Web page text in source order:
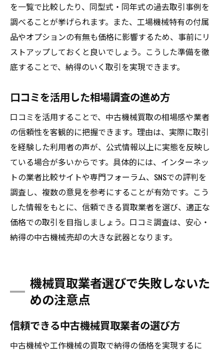
を一覧で比較したり、同型式・同年式の過去取引事例を
調べることが挙げられます。また、工場機械特有の付属
品やオプションの有無も価格に影響するため、事前にリ
ストアップしておくと良いでしょう。こうした準備を徹
底することで、納得のいく取引を実現できます。
口コミを活用した相場調査の進め方
口コミを活用することで、中古機械買取の相場感や業者
の信頼性を客観的に把握できます。理由は、実際に取引
を経験した利用者の声が、公式情報以上に実態を反映し
ている場合が多いからです。具体的には、インターネッ
トの業者比較サイトや専門フォーラム、SNSでの評判を
調査し、複数の意見を参考にすることが有効です。こう
した情報をもとに、信頼できる買取業者を選び、適正な
価格での取引を目指しましょう。口コミ調査は、安心・
納得の中古機械売却の大きな武器となります。
機械買取業者選びで失敗しないた
めの注意点
信頼できる中古機械買取業者の選び方
中古機械や工作機械の買取で納得の価格を実現するに